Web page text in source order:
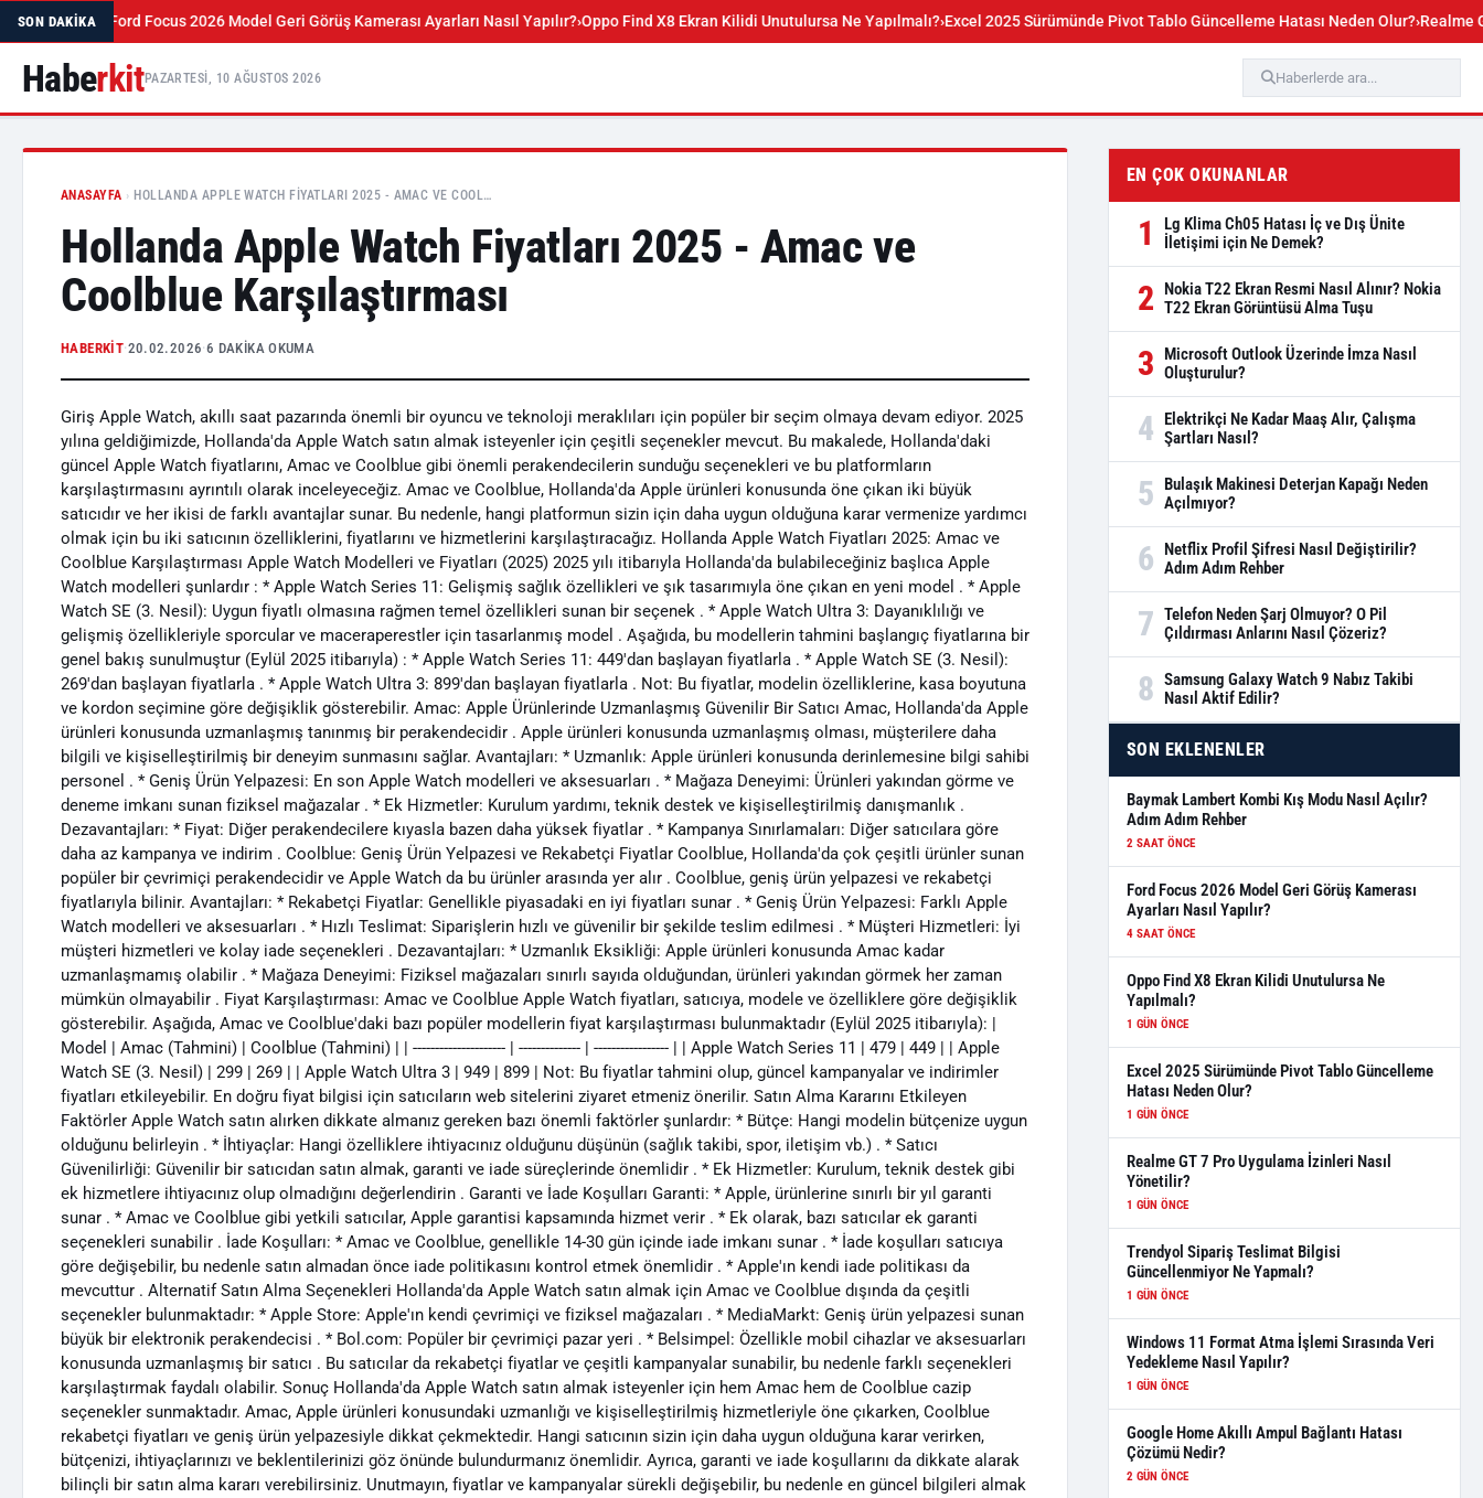
SON DAKIKA
Rehber Ford Focus 2026 Model Geri Görüş Kamerası Ayarları Nasıl Yapılır? Oppo Find X8 Ekran Kilidi Unutulursa Ne Yapılmalı? Excel 2025 Sürümünde Pivot Tablo Güncelleme Hatası Neden Olur? Realme GT 7
HaberkitPAZARTESI, 10 AĞUSTOS 2026
ANASAYFA › HOLLANDA APPLE WATCH FIYATLARI 2025 - AMAC VE COOL…
Hollanda Apple Watch Fiyatları 2025 - Amac ve
Coolblue Karşılaştırması
HABERKIT·20.02.2026·6 DAKIKA OKUMA
Giriş Apple Watch, akıllı saat pazarında önemli bir oyuncu ve teknoloji meraklıları için popüler bir seçim olmaya devam ediyor. 2025
yılına geldiğimizde, Hollanda'da Apple Watch satın almak isteyenler için çeşitli seçenekler mevcut. Bu makalede, Hollanda'daki
güncel Apple Watch fiyatlarını, Amac ve Coolblue gibi önemli perakendecilerin sunduğu seçenekleri ve bu platformların
karşılaştırmasını ayrıntılı olarak inceleyeceğiz. Amac ve Coolblue, Hollanda'da Apple ürünleri konusunda öne çıkan iki büyük
satıcıdır ve her ikisi de farklı avantajlar sunar. Bu nedenle, hangi platformun sizin için daha uygun olduğuna karar vermenize yardımcı
olmak için bu iki satıcının özelliklerini, fiyatlarını ve hizmetlerini karşılaştıracağız. Hollanda Apple Watch Fiyatları 2025: Amac ve
Coolblue Karşılaştırması Apple Watch Modelleri ve Fiyatları (2025) 2025 yılı itibarıyla Hollanda'da bulabileceğiniz başlıca Apple
Watch modelleri şunlardır : * Apple Watch Series 11: Gelişmiş sağlık özellikleri ve şık tasarımıyla öne çıkan en yeni model . * Apple
Watch SE (3. Nesil): Uygun fiyatlı olmasına rağmen temel özellikleri sunan bir seçenek . * Apple Watch Ultra 3: Dayanıklılığı ve
gelişmiş özellikleriyle sporcular ve maceraperestler için tasarlanmış model . Aşağıda, bu modellerin tahmini başlangıç fiyatlarına bir
genel bakış sunulmuştur (Eylül 2025 itibarıyla) : * Apple Watch Series 11: 449'dan başlayan fiyatlarla . * Apple Watch SE (3. Nesil):
269'dan başlayan fiyatlarla . * Apple Watch Ultra 3: 899'dan başlayan fiyatlarla . Not: Bu fiyatlar, modelin özelliklerine, kasa boyutuna
ve kordon seçimine göre değişiklik gösterebilir. Amac: Apple Ürünlerinde Uzmanlaşmış Güvenilir Bir Satıcı Amac, Hollanda'da Apple
ürünleri konusunda uzmanlaşmış tanınmış bir perakendecidir . Apple ürünleri konusunda uzmanlaşmış olması, müşterilere daha
bilgili ve kişiselleştirilmiş bir deneyim sunmasını sağlar. Avantajları: * Uzmanlık: Apple ürünleri konusunda derinlemesine bilgi sahibi
personel . * Geniş Ürün Yelpazesi: En son Apple Watch modelleri ve aksesuarları . * Mağaza Deneyimi: Ürünleri yakından görme ve
deneme imkanı sunan fiziksel mağazalar . * Ek Hizmetler: Kurulum yardımı, teknik destek ve kişiselleştirilmiş danışmanlık .
Dezavantajları: * Fiyat: Diğer perakendecilere kıyasla bazen daha yüksek fiyatlar . * Kampanya Sınırlamaları: Diğer satıcılara göre
daha az kampanya ve indirim . Coolblue: Geniş Ürün Yelpazesi ve Rekabetçi Fiyatlar Coolblue, Hollanda'da çok çeşitli ürünler sunan
popüler bir çevrimiçi perakendecidir ve Apple Watch da bu ürünler arasında yer alır . Coolblue, geniş ürün yelpazesi ve rekabetçi
fiyatlarıyla bilinir. Avantajları: * Rekabetçi Fiyatlar: Genellikle piyasadaki en iyi fiyatları sunar . * Geniş Ürün Yelpazesi: Farklı Apple
Watch modelleri ve aksesuarları . * Hızlı Teslimat: Siparişlerin hızlı ve güvenilir bir şekilde teslim edilmesi . * Müşteri Hizmetleri: İyi
müşteri hizmetleri ve kolay iade seçenekleri . Dezavantajları: * Uzmanlık Eksikliği: Apple ürünleri konusunda Amac kadar
uzmanlaşmamış olabilir . * Mağaza Deneyimi: Fiziksel mağazaları sınırlı sayıda olduğundan, ürünleri yakından görmek her zaman
mümkün olmayabilir . Fiyat Karşılaştırması: Amac ve Coolblue Apple Watch fiyatları, satıcıya, modele ve özelliklere göre değişiklik
gösterebilir. Aşağıda, Amac ve Coolblue'daki bazı popüler modellerin fiyat karşılaştırması bulunmaktadır (Eylül 2025 itibarıyla): |
Model | Amac (Tahmini) | Coolblue (Tahmini) | | --------------------- | -------------- | ----------------- | | Apple Watch Series 11 | 479 | 449 | | Apple
Watch SE (3. Nesil) | 299 | 269 | | Apple Watch Ultra 3 | 949 | 899 | Not: Bu fiyatlar tahmini olup, güncel kampanyalar ve indirimler
fiyatları etkileyebilir. En doğru fiyat bilgisi için satıcıların web sitelerini ziyaret etmeniz önerilir. Satın Alma Kararını Etkileyen
Faktörler Apple Watch satın alırken dikkate almanız gereken bazı önemli faktörler şunlardır: * Bütçe: Hangi modelin bütçenize uygun
olduğunu belirleyin . * İhtiyaçlar: Hangi özelliklere ihtiyacınız olduğunu düşünün (sağlık takibi, spor, iletişim vb.) . * Satıcı
Güvenilirliği: Güvenilir bir satıcıdan satın almak, garanti ve iade süreçlerinde önemlidir . * Ek Hizmetler: Kurulum, teknik destek gibi
ek hizmetlere ihtiyacınız olup olmadığını değerlendirin . Garanti ve İade Koşulları Garanti: * Apple, ürünlerine sınırlı bir yıl garanti
sunar . * Amac ve Coolblue gibi yetkili satıcılar, Apple garantisi kapsamında hizmet verir . * Ek olarak, bazı satıcılar ek garanti
seçenekleri sunabilir . İade Koşulları: * Amac ve Coolblue, genellikle 14-30 gün içinde iade imkanı sunar . * İade koşulları satıcıya
göre değişebilir, bu nedenle satın almadan önce iade politikasını kontrol etmek önemlidir . * Apple'ın kendi iade politikası da
mevcuttur . Alternatif Satın Alma Seçenekleri Hollanda'da Apple Watch satın almak için Amac ve Coolblue dışında da çeşitli
seçenekler bulunmaktadır: * Apple Store: Apple'ın kendi çevrimiçi ve fiziksel mağazaları . * MediaMarkt: Geniş ürün yelpazesi sunan
büyük bir elektronik perakendecisi . * Bol.com: Popüler bir çevrimiçi pazar yeri . * Belsimpel: Özellikle mobil cihazlar ve aksesuarları
konusunda uzmanlaşmış bir satıcı . Bu satıcılar da rekabetçi fiyatlar ve çeşitli kampanyalar sunabilir, bu nedenle farklı seçenekleri
karşılaştırmak faydalı olabilir. Sonuç Hollanda'da Apple Watch satın almak isteyenler için hem Amac hem de Coolblue cazip
seçenekler sunmaktadır. Amac, Apple ürünleri konusundaki uzmanlığı ve kişiselleştirilmiş hizmetleriyle öne çıkarken, Coolblue
rekabetçi fiyatları ve geniş ürün yelpazesiyle dikkat çekmektedir. Hangi satıcının sizin için daha uygun olduğuna karar verirken,
bütçenizi, ihtiyaçlarınızı ve beklentilerinizi göz önünde bulundurmanız önemlidir. Ayrıca, garanti ve iade koşullarını da dikkate alarak
bilinçli bir satın alma kararı verebilirsiniz. Unutmayın, fiyatlar ve kampanyalar sürekli değişebilir, bu nedenle en güncel bilgileri almak
EN ÇOK OKUNANLAR
1
Lg Klima Ch05 Hatası İç ve Dış Ünite
İletişimi için Ne Demek?
2
Nokia T22 Ekran Resmi Nasıl Alınır? Nokia
T22 Ekran Görüntüsü Alma Tuşu
3
Microsoft Outlook Üzerinde İmza Nasıl
Oluşturulur?
4
Elektrikçi Ne Kadar Maaş Alır, Çalışma
Şartları Nasıl?
5
Bulaşık Makinesi Deterjan Kapağı Neden
Açılmıyor?
6
Netflix Profil Şifresi Nasıl Değiştirilir?
Adım Adım Rehber
7 Telefon Neden Şarj Olmuyor? O Pil
Çıldırması Anlarını Nasıl Çözeriz?
8 Samsung Galaxy Watch 9 Nabız Takibi
Nasıl Aktif Edilir?
SON EKLENENLER
Baymak Lambert Kombi Kış Modu Nasıl Açılır?
Adım Adım Rehber
2 SAAT ÖNCE
Ford Focus 2026 Model Geri Görüş Kamerası
Ayarları Nasıl Yapılır?
4 SAAT ÖNCE
Oppo Find X8 Ekran Kilidi Unutulursa Ne
Yapılmalı?
1 GÜN ÖNCE
Excel 2025 Sürümünde Pivot Tablo Güncelleme
Hatası Neden Olur?
1 GÜN ÖNCE
Realme GT 7 Pro Uygulama İzinleri Nasıl
Yönetilir?
1 GÜN ÖNCE
Trendyol Sipariş Teslimat Bilgisi
Güncellenmiyor Ne Yapmalı?
1 GÜN ÖNCE
Windows 11 Format Atma İşlemi Sırasında Veri
Yedekleme Nasıl Yapılır?
1 GÜN ÖNCE
Google Home Akıllı Ampul Bağlantı Hatası
Çözümü Nedir?
2 GÜN ÖNCE